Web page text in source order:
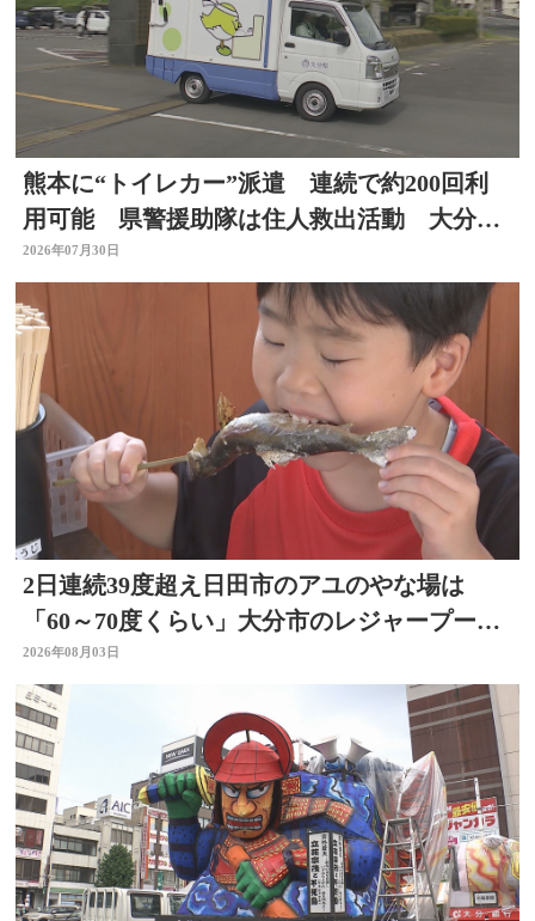
熊本に“トイレカー”派遣 連続で約200回利
用可能 県警援助隊は住人救出活動 大分か
ら支援の輪広がる
2026年07月30日
2日連続39度超え日田市のアユのやな場は
「60～70度くらい」大分市のレジャープール
も賑わう 大分
2026年08月03日